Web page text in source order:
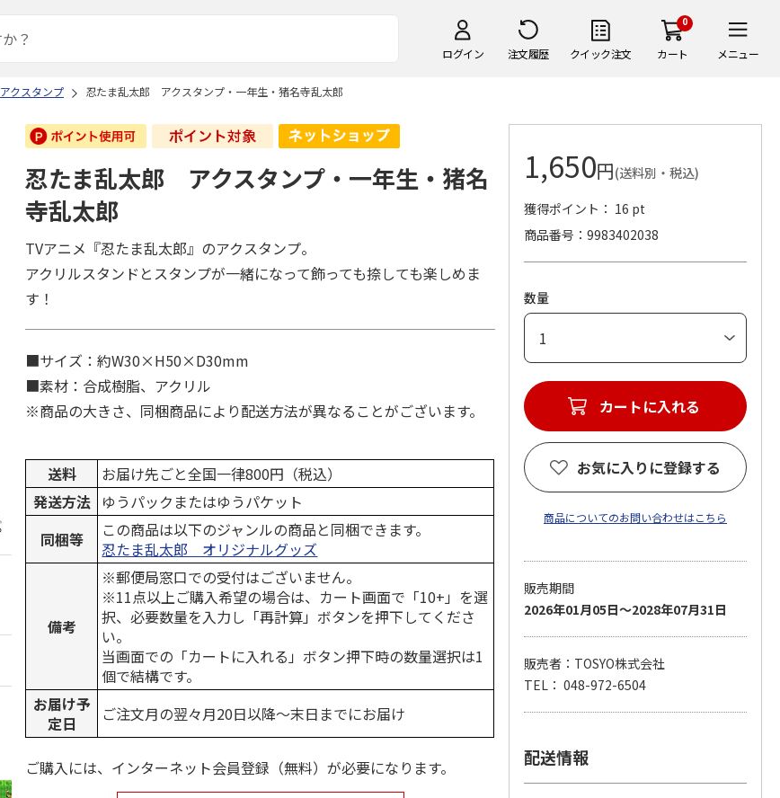
ログイン 注文履歴 クイック注文
0
カート メニュー
アクスタンプ 忍たま乱太郎 アクスタンプ・一年生・猪名寺乱太郎
忍たま乱太郎 アクスタンプ・一年生・猪名
寺乱太郎
TVアニメ『忍たま乱太郎』のアクスタンプ。
アクリルスタンドとスタンプが一緒になって飾っても捺しても楽しめま
す！
■サイズ：約W30×H50×D30mm
■素材：合成樹脂、アクリル
※商品の大きさ、同梱商品により配送方法が異なることがございます。
送料
お届け先ごと全国一律800円（税込）
発送方法 ゆうパックまたはゆうパケット
同梱等
この商品は以下のジャンルの商品と同梱できます。
忍たま乱太郎 オリジナルグッズ
備考
※郵便局窓口での受付はございません。
※11点以上ご購入希望の場合は、カート画面で「10+」を選
択、必要数量を入力し「再計算」ボタンを押下してくださ
い。
当画面での「カートに入れる」ボタン押下時の数量選択は1
個で結構です。
お届け予
定日
ご注文月の翌々月20日以降～末日までにお届け
ご購入には、インターネット会員登録（無料）が必要になります。
1,650円(送料別・税込)
獲得ポイント： 16 pt
商品番号
9983402038
数量
お気に入りに登録する
商品についてのお問い合わせはこちら
販売期間
2026年01月05日～2028年07月31日
販売者：TOSYO株式会社
TEL： 048-972-6504
配送情報